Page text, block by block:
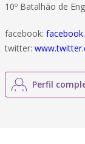
10º Batalhão de
facebook:
twitter:
Perfil